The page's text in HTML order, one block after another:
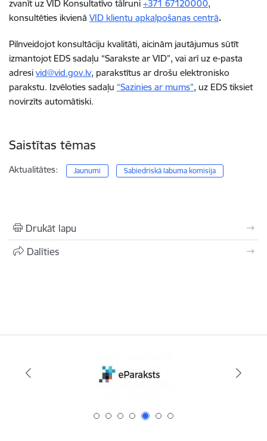
zvanīt uz VID Konsultatīvo tālruni +371 67120000,
konsultēties ikvienā VID klientu apkalpošanas centrā.
Pilnveidojot konsultāciju kvalitāti, aicinām jautājumus sūtīt
izmantojot EDS sadaļu “Sarakste ar VID”, vai arī uz e-pasta
adresi vid@vid.gov.lv, parakstītus ar drošu elektronisko
parakstu. Izvēloties sadaļu “Sazinies ar mums”, uz EDS tiksiet
novirzīts automātiski.
Saistītas tēmas
Aktualitātes: Jaunumi Sabiedriskā labuma komisija
Drukāt lapu
Dalīties